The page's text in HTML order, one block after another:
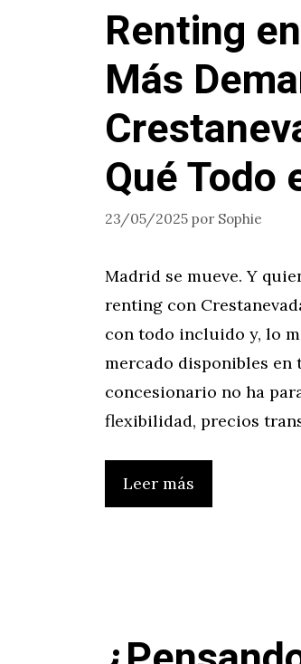
Renting
Más
Qué Todo
23/05/2025 por Sophie
Madrid se mueve. Y
renting con
con todo incluido y, lo
mercado disponibles en
concesionario no ha
flexibilidad, precios
Leer más